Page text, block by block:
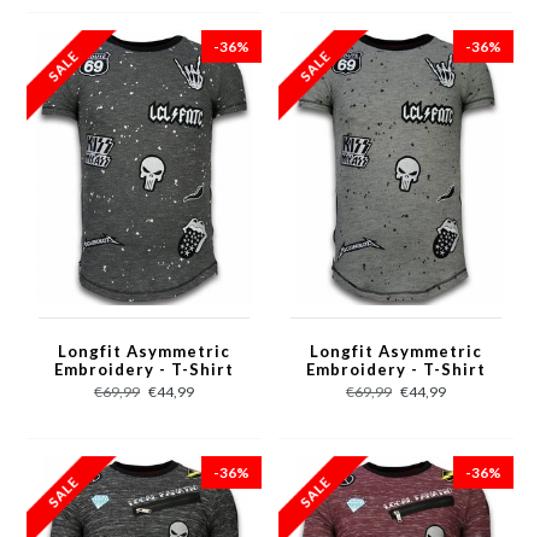
-36%
Longfit Asymmetric
Embroidery - T-Shirt
Patches - Rockstar -
Zwart
€69,99 €44,99
-36%
Longfit Asymmetric
Embroidery - T-Shirt
Patches - Rockstar -
€69,99 €44,99
-36% -36%